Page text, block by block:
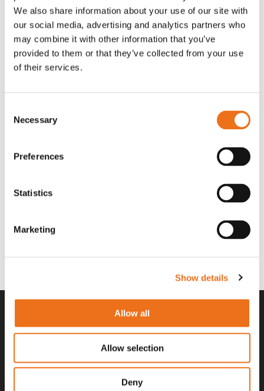
We also share information about your use of our site with
our social media, advertising and analytics partners who
may combine it with other information that you’ve
provided to them or that they’ve collected from your use
of their services.
Selection
Necessary
Preferences
Statistics
Marketing
Show details
Allow all
Allow selection
Deny
Lägg till i varukorg
Grön truckknapp
A00220
530kr (ex. moms)
Excidor Spakstyrning inkl 4-
finger spakställ
SYU00010
0kr (ex. moms)
Lägg till i varukorg
Rotor teeth 8t/6k 7.5Gr/8 R6/14 Rotor teeth 8t/6k 0Gr/8 R6/14